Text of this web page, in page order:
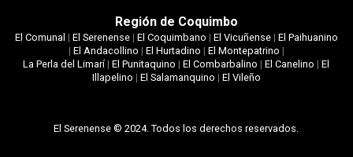
Región de Coquimbo
El Comunal | El Serenense| El Coquimbano | El Vicuñense| El Paihuanino
| El Andacollino | El Hurtadino | El Montepatrino |
La Perla del Limarí|El Punitaquino |El Combarbalino |El Canelino |El
Illapelino | El Salamanquino | El Vileño
El Serenense © 2024. Todos los derechos reservados.